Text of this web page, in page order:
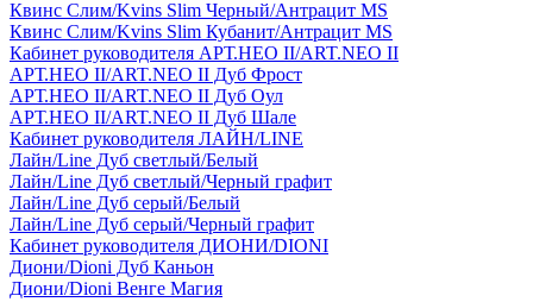
Квинс Слим/Kvins Slim Черный/Антрацит MS
Квинс Слим/Kvins Slim Кубанит/Антрацит MS
Кабинет руководителя АРТ.НЕО II/ART.NEO II
АРТ.НЕО II/ART.NEO II Дуб Фрост
АРТ.НЕО II/ART.NEO II Дуб Оул
АРТ.НЕО II/ART.NEO II Дуб Шале
Кабинет руководителя ЛАЙН/LINE
Лайн/Line Дуб светлый/Белый
Лайн/Line Дуб светлый/Черный графит
Лайн/Line Дуб серый/Белый
Лайн/Line Дуб серый/Черный графит
Кабинет руководителя ДИОНИ/DIONI
Диони/Dioni Дуб Каньон
Диони/Dioni Венге Магия